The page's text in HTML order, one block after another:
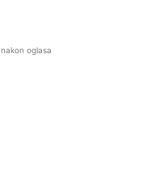
oglasa